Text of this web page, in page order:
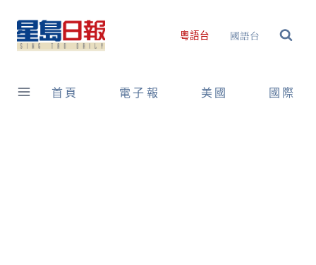
content
粵語台 國語台
首頁 電子報 美國 國際